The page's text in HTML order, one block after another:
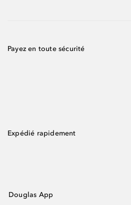
Payez en toute sécurité
Expédié rapidement
Douglas App